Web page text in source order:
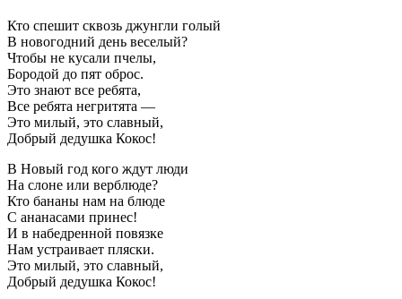
Кто спешит сквозь джунгли голый
В новогодний день веселый?
Чтобы не кусали пчелы,
Бородой до пят оброс.
Это знают все ребята,
Все ребята негритята —
Это милый, это славный,
Добрый дедушка Кокос!
В Новый год кого ждут люди
На слоне или верблюде?
Кто бананы нам на блюде
С ананасами принес!
И в набедренной повязке
Нам устраивает пляски.
Это милый, это славный,
Добрый дедушка Кокос!